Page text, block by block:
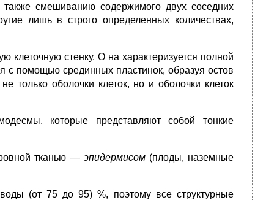
смешиванию содержимого двух соседних
лишь в строго определенных количествах,
клеточную стенку. О на характеризуется полной
с помощью срединных пластинок, образуя остов
только оболочки клеток, но и оболочки клеток
которые представляют собой тонкие
тканью — эпидермисом(плоды, наземные
(от 75 до 95) %, поэтому все структурные